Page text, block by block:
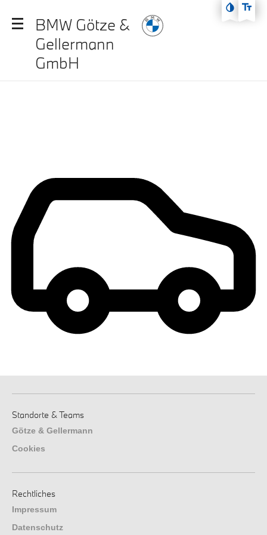
Zum Hauptmenü
BMW Götze &
Gellermann
GmbH
Standorte & Teams
Götze & Gellermann
Cookies
Rechtliches
Impressum
Datenschutz